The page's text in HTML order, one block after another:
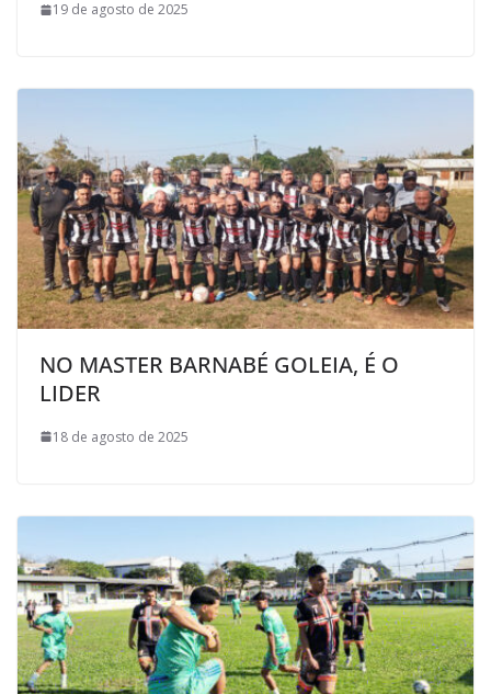
19 de agosto de 2025
NO MASTER BARNABÉ GOLEIA, É O
LIDER
18 de agosto de 2025